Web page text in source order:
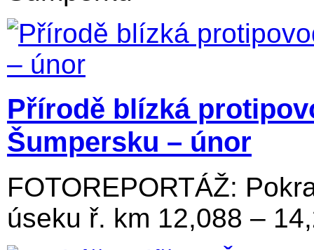
Přírodě blízká
Šumpersku – únor
FOTOREPORTÁŽ:
úseku ř. km 12,088 –